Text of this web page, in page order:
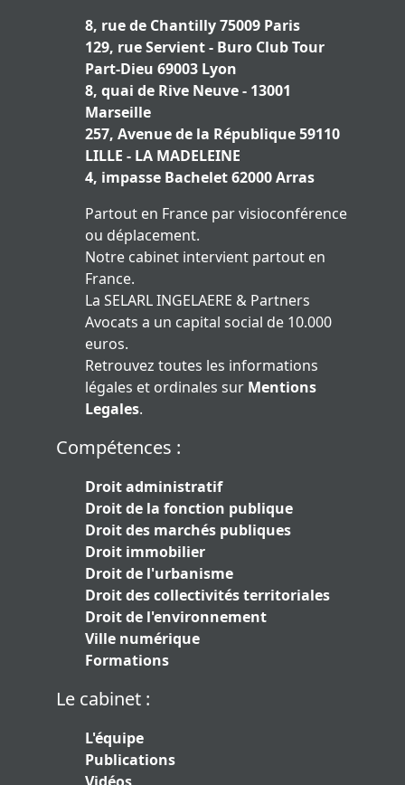
8, rue de Chantilly 75009 Paris
129, rue Servient - Buro Club Tour
Part-Dieu 69003 Lyon
8, quai de Rive Neuve - 13001
Marseille
257, Avenue de la République 59110
LILLE - LA MADELEINE
4, impasse Bachelet 62000 Arras
Partout en France par visioconférence
ou déplacement.
Notre cabinet intervient partout en
France.
La SELARL INGELAERE & Partners
Avocats a un capital social de 10.000
euros.
Retrouvez toutes les informations
légales et ordinales sur Mentions
Legales.
Compétences :
Droit administratif
Droit de la fonction publique
Droit des marchés publiques
Droit immobilier
Droit de l'urbanisme
Droit des collectivités territoriales
Droit de l'environnement
Ville numérique
Formations
Le cabinet :
L'équipe
Publications